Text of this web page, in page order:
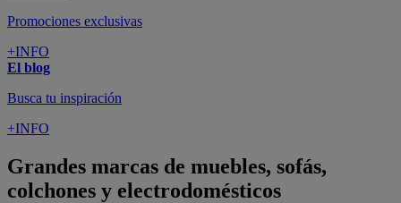
Promociones exclusivas
+INFO
El blog
Busca tu inspiración
+INFO
Grandes marcas de muebles, sofás,
colchones y electrodomésticos